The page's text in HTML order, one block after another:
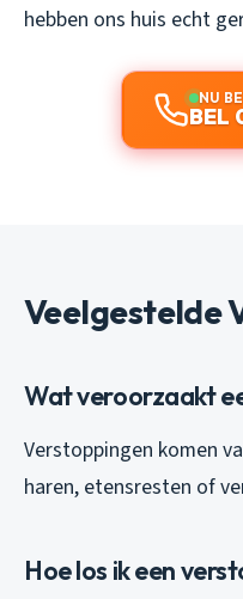
hebben ons huis echt
NU
BEL
Veelgestelde
Wat veroorzaakt
Verstoppingen komen
haren, etensresten of
Hoe los ik een